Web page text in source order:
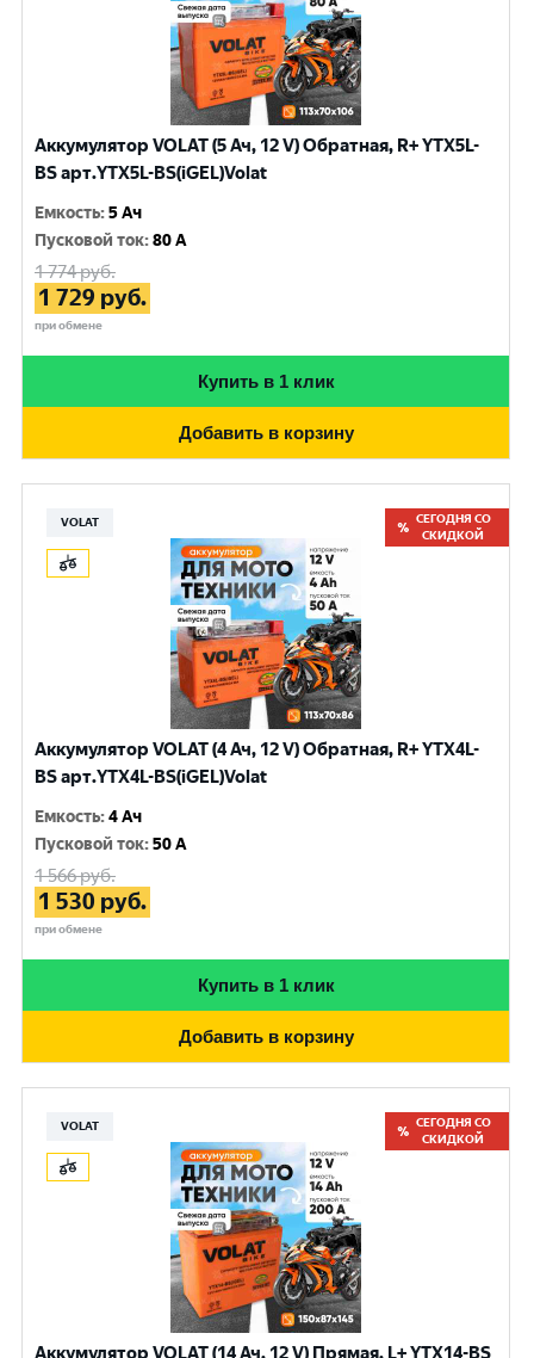
Аккумулятор VOLAT (5 Ач, 12 V) Обратная, R+ YTX5L-
BS арт.YTX5L-BS(iGEL)Volat
Емкость:5 Ач
Пусковой ток:80 A
1 774руб.
1 729 руб.
при обмене
Купить в 1 клик
Добавить в корзину
VOLAT
СЕГОДНЯ СО
СКИДКОЙ
Аккумулятор VOLAT (4 Ач, 12 V) Обратная, R+ YTX4L-
BS арт.YTX4L-BS(iGEL)Volat
Емкость:4 Ач
Пусковой ток:50 A
1 566руб.
1 530 руб.
при обмене
Купить в 1 клик
Добавить в корзину
VOLAT
СЕГОДНЯ СО
СКИДКОЙ
Аккумулятор VOLAT (14 Ач, 12 V) Прямая, L+ YTX14-BS